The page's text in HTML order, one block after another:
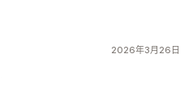
2026年3月26日